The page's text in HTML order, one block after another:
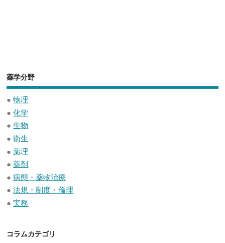
薬学分野
●物理
●化学
●生物
●衛生
●薬理
●薬剤
●病態・薬物治療
●法規・制度・倫理
●実務
コラムカテゴリ